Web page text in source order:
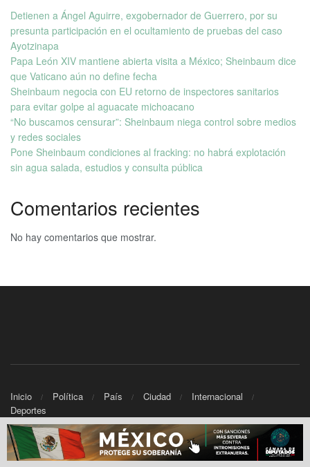
Detienen a Ángel Aguirre, exgobernador de Guerrero, por su
presunta participación en el ocultamiento de pruebas del caso
Ayotzinapa
Papa León XIV mantiene abierta visita a México; Sheinbaum dice
que Vaticano aún no define fecha
Sheinbaum negocia con EU retorno de inspectores sanitarios
para evitar golpe al aguacate michoacano
“No buscamos censurar”: Sheinbaum niega control sobre medios
y redes sociales
Pone Sheinbaum condiciones al fracking: no habrá explotación
sin agua salada, estudios y consulta pública
Comentarios recientes
No hay comentarios que mostrar.
Inicio Política País Ciudad
Internacional
Deportes
© 2025 Informativo Noticias - Powered byTWC Networks.